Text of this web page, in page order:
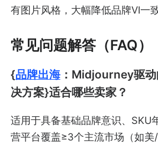
有图片风格，大幅降低品牌VI一
常见问题解答（FAQ）
{品牌出海：Midjourney驱动
决方案}适合哪些卖家？
适用于具备基础品牌意识、SKU
营平台覆盖≥3个主流市场（如